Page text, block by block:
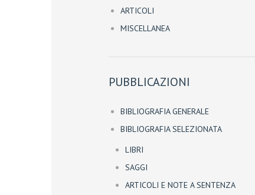
ARTICOLI
MISCELLANEA
PUBBLICAZIONI
BIBLIOGRAFIA GENERALE
BIBLIOGRAFIA SELEZIONATA
LIBRI
SAGGI
ARTICOLI E NOTE A SENTENZA